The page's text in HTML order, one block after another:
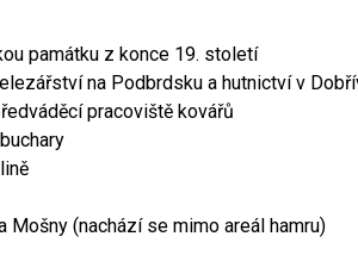
památku z konce 19. století
na Podbrdsku a hutnictví v
pracoviště kovářů
Mošny (nachází se mimo areál hamru)